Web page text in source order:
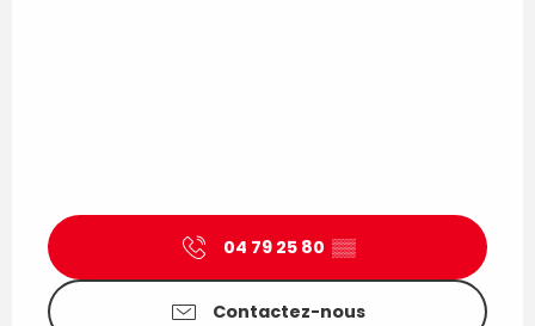
04 79 25 80 ▒▒
Contactez-nous